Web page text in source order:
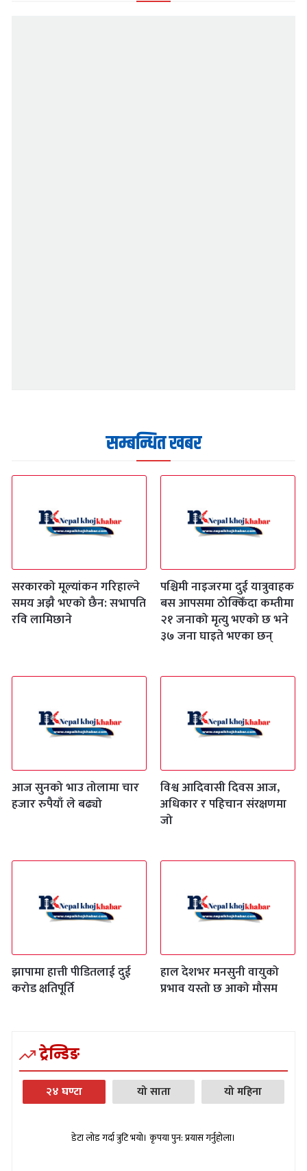
सम्बन्धित खबर
सरकारको मूल्यांकन गरिहाल्ने
समय अझै भएको छैन: सभापति
रवि लामिछाने
पश्चिमी नाइजरमा दुई यात्रुवाहक
बस आपसमा ठोक्किँदा कम्तीमा
२१ जनाको मृत्यु भएको छ भने
३७ जना घाइते भएका छन्
आज सुनको भाउ तोलामा चार
हजार रुपैयाँ ले बढ्यो
विश्व आदिवासी दिवस आज,
अधिकार र पहिचान संरक्षणमा
जो
झापामा हात्ती पीडितलाई दुई
करोड क्षतिपूर्ति
हाल देशभर मनसुनी वायुको
प्रभाव यस्तो छ आको मौसम
ट्रेन्डिङ
२४ घण्टा यो साता यो महिना
डेटा लोड गर्दा त्रुटि भयो। कृपया पुन: प्रयास गर्नुहोला।